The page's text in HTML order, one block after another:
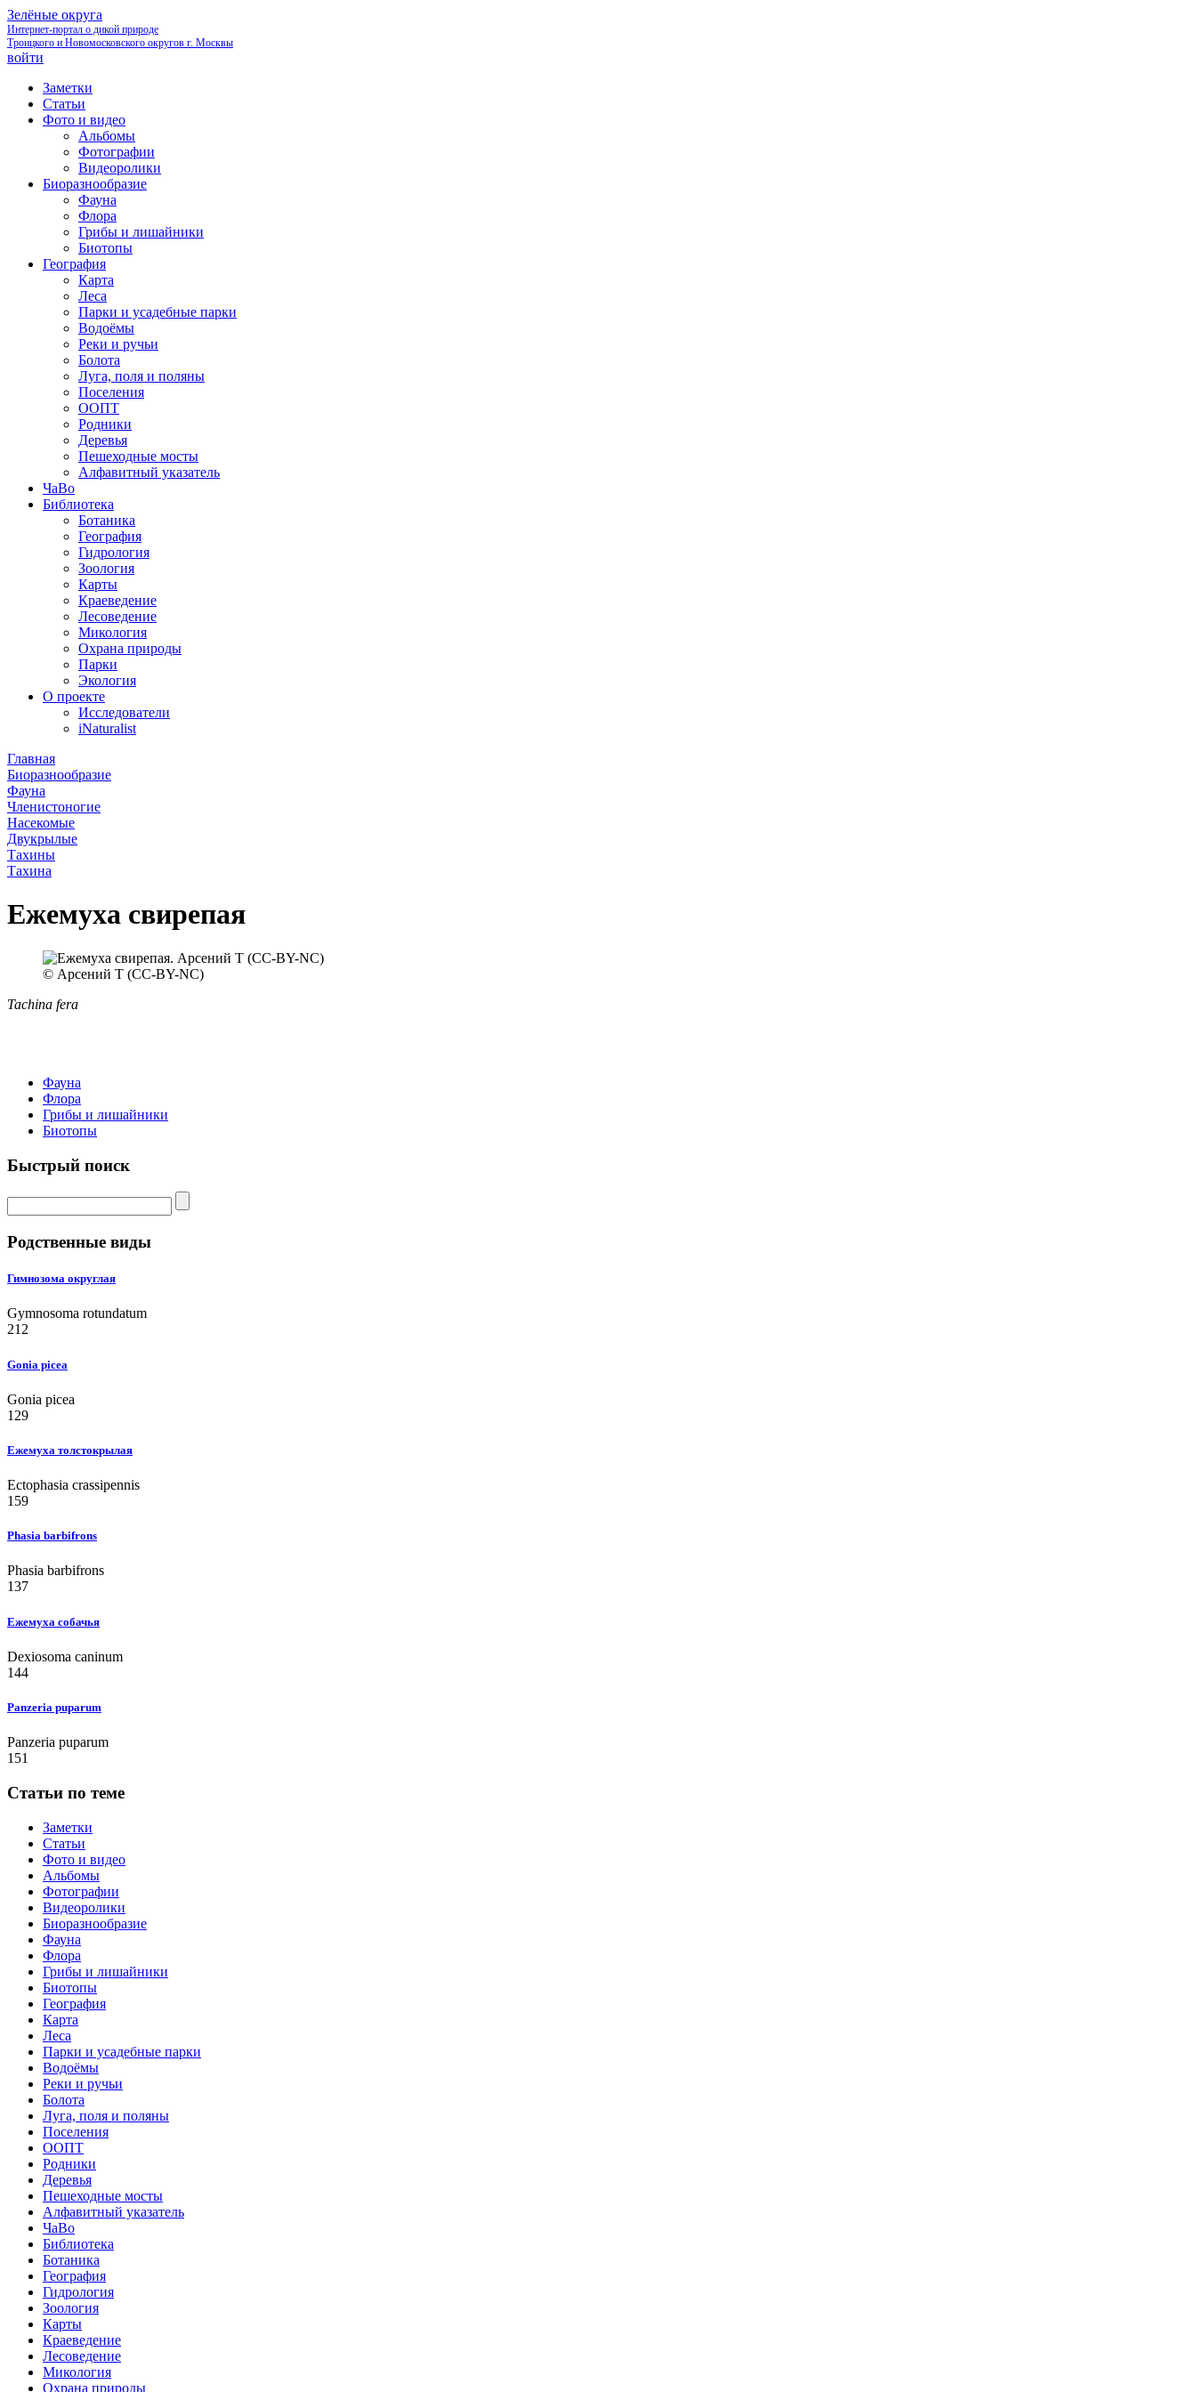
Зелёные округа
Интернет-портал о дикой природе
Троицкого и Новомосковского округов г. Москвы
войти
Заметки
Статьи
Фото и видео
Альбомы
Фотографии
Видеоролики
Биоразнообразие
Фауна
Флора
Грибы и лишайники
Биотопы
География
Карта
Леса
Парки и усадебные парки
Водоёмы
Реки и ручьи
Болота
Луга, поля и поляны
Поселения
ООПТ
Родники
Деревья
Пешеходные мосты
Алфавитный указатель
ЧаВо
Библиотека
Ботаника
География
Гидрология
Зоология
Карты
Краеведение
Лесоведение
Микология
Охрана природы
Парки
Экология
О проекте
Исследователи
iNaturalist
Главная
Биоразнообразие
Фауна
Членистоногие
Насекомые
Двукрылые
Тахины
Тахина
Ежемуха свирепая
© Арсений Т (CC-BY-NC)
Tachina fera
Фауна
Флора
Грибы и лишайники
Биотопы
Быстрый поиск
Родственные виды
Гимнозома округлая
Gymnosoma rotundatum
212
Gonia picea
Gonia picea
129
Ежемуха толстокрылая
Ectophasia crassipennis
159
Phasia barbifrons
Phasia barbifrons
137
Ежемуха собачья
Dexiosoma caninum
144
Panzeria puparum
Panzeria puparum
151
Статьи по теме
Заметки
Статьи
Фото и видео
Альбомы
Фотографии
Видеоролики
Биоразнообразие
Фауна
Флора
Грибы и лишайники
Биотопы
География
Карта
Леса
Парки и усадебные парки
Водоёмы
Реки и ручьи
Болота
Луга, поля и поляны
Поселения
ООПТ
Родники
Деревья
Пешеходные мосты
Алфавитный указатель
ЧаВо
Библиотека
Ботаника
География
Гидрология
Зоология
Карты
Краеведение
Лесоведение
Микология
Охрана природы